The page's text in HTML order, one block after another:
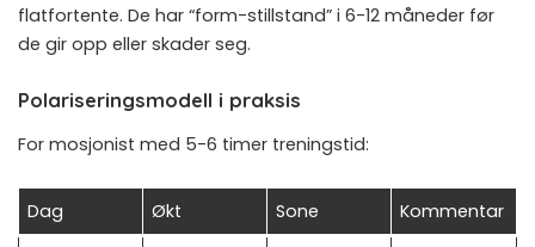
flatfortente. De har “form-stillstand” i 6-12 måneder før
de gir opp eller skader seg.
Polariseringsmodell i praksis
For mosjonist med 5-6 timer treningstid:
Dag Økt Sone Kommentar